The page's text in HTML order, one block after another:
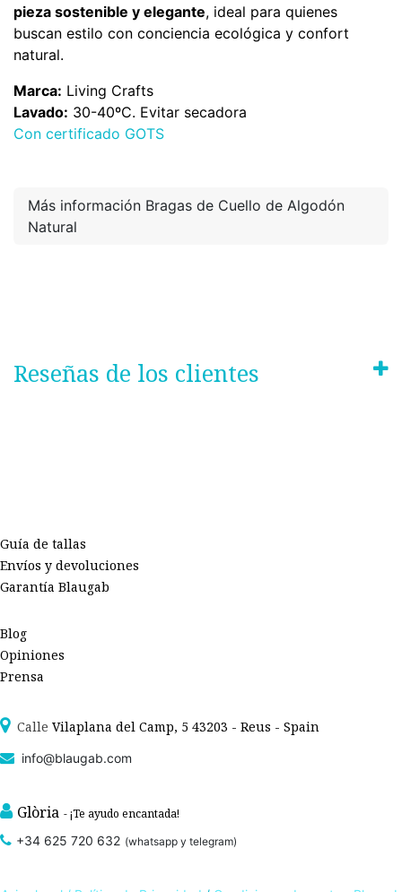
pieza sostenible y elegante, ideal para quienes
buscan estilo con conciencia ecológica y confort
natural.
Marca: Living Crafts
Lavado: 30-40ºC. Evitar secadora
Con certificado GOTS
Más información Bragas de Cuello de Algodón
Natural
Reseñas de los clientes
Guía de tallas
Envíos y devoluciones
Garantía Blaugab
Blog
Opiniones
Prensa
Calle Vilaplana del Camp, 5 43203 - Reus - Spain
info@blaugab.com
Glòria - ¡Te ayudo encantada!
+34 625 720 632 (whatsapp y telegram)